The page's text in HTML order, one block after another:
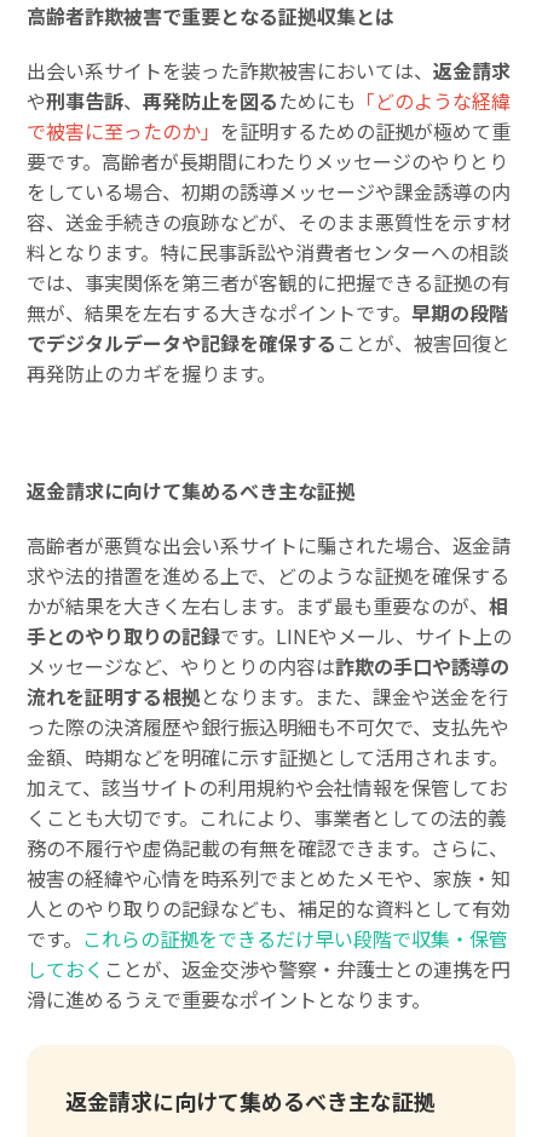
高齢者詐欺被害で重要となる証拠収集とは
出会い系サイトを装った詐欺被害においては、返金請求
や刑事告訴、再発防止を図るためにも 「どのような経緯
で被害に至ったのか」 を証明するための証拠が極めて重
要です。高齢者が長期間にわたりメッセージのやりとり
をしている場合、初期の誘導メッセージや課金誘導の内
容、送金手続きの痕跡などが、そのまま悪質性を示す材
料となります。特に民事訴訟や消費者センターへの相談
では、事実関係を第三者が客観的に把握できる証拠の有
無が、結果を左右する大きなポイントです。早期の段階
でデジタルデータや記録を確保する ことが、被害回復と
再発防止のカギを握ります。
返金請求に向けて集めるべき主な証拠
高齢者が悪質な出会い系サイトに騙された場合、返金請
求や法的措置を進める上で、どのような証拠を確保する
かが結果を大きく左右します。まず最も重要なのが、相
手とのやり取りの記録です。LINEやメール、サイト上の
メッセージなど、やりとりの内容は詐欺の手口や誘導の
流れを証明する根拠となります。また、課金や送金を行
った際の決済履歴や銀行振込明細も不可欠で、支払先や
金額、時期などを明確に示す証拠として活用されます。
加えて、該当サイトの利用規約や会社情報を保管してお
くことも大切です。これにより、事業者としての法的義
務の不履行や虚偽記載の有無を確認できます。さらに、
被害の経緯や心情を時系列でまとめたメモや、家族・知
人とのやり取りの記録なども、補足的な資料として有効
です。 これらの証拠をできるだけ早い段階で収集・保管
しておく ことが、返金交渉や警察・弁護士との連携を円
滑に進めるうえで重要なポイントとなります。
返金請求に向けて集めるべき主な証拠